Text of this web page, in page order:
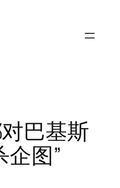
巴基斯
企图”